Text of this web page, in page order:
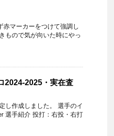
赤マーカーをつけて強調し
もので気が向いた時にやっ
2024-2025・実在査
し作成しました。 選手のイ
選手紹介 投打：右投・右打